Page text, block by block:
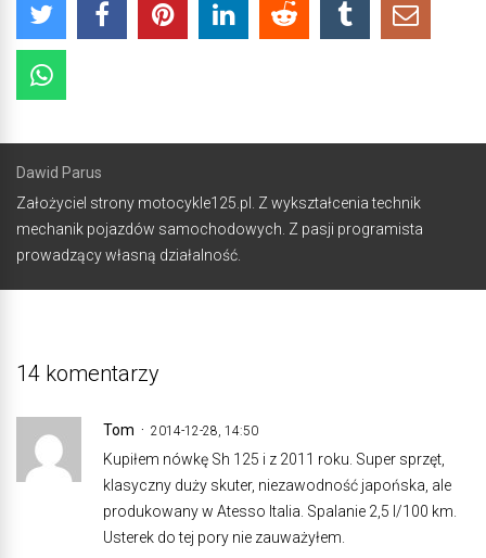
Dawid Parus
Założyciel strony motocykle125.pl. Z wykształcenia technik
mechanik pojazdów samochodowych. Z pasji programista
prowadzący własną działalność.
14 komentarzy
Tom 2014-12-28, 14:50
Kupiłem nówkę Sh 125 i z 2011 roku. Super sprzęt,
klasyczny duży skuter, niezawodność japońska, ale
produkowany w Atesso Italia. Spalanie 2,5 l/100 km.
Usterek do tej pory nie zauważyłem.